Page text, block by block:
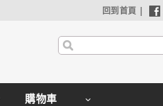
回到首頁 |
購物車